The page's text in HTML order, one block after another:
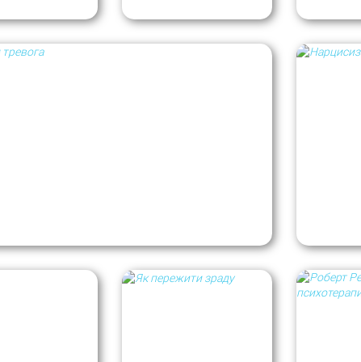
группы
психотерапии
участие в группе в любой момент без каких-либо
предлагаем посвятить одну или несколько встреч